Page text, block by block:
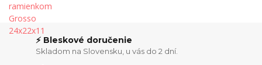
⚡ Bleskové doručenie
Skladom na Slovensku, u vás do 2 dní.